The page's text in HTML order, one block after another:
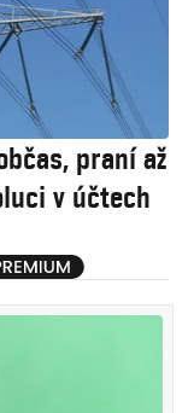
praní až
v účtech